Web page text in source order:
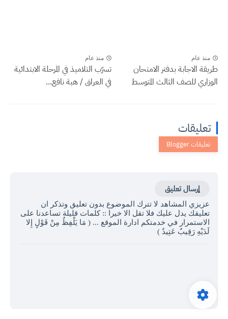
منذ عام
طريقة الاجابة بدفتر الامتحان
الوزاري للصف الثالث المتوسط
منذ عام
تسرّب التلاميذ في المرحلة الابتدائية
في العراق / هبة نافع...
تعليقات
إرسال تعليق
عزيزي المشاهد لا تترك الموضوع بدون تعليق وتذكر ان
تعليقك يدل عليك فلا تقل الا خيرا :: كلمات قليلة تساعدنا على
الاستمرار في خدمتكم ادارة الموقع ... ( مَا يَلْفِظُ مِنْ قَوْلٍ إِلا
لَدَيْهِ رَقِيبٌ عَتِيدٌ )